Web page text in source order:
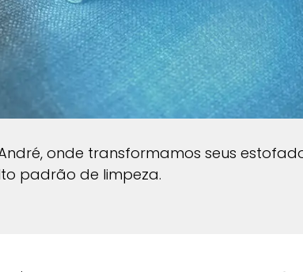
onde transformamos seus
padrão de limpeza.